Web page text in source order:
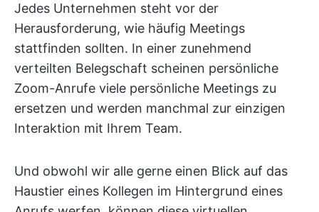
Jedes Unternehmen steht vor der
Herausforderung, wie häufig Meetings
stattfinden sollten. In einer zunehmend
verteilten Belegschaft scheinen persönliche
Zoom-Anrufe viele persönliche Meetings zu
ersetzen und werden manchmal zur einzigen
Interaktion mit Ihrem Team.
Und obwohl wir alle gerne einen Blick auf das
Haustier eines Kollegen im Hintergrund eines